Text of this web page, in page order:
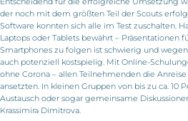
der noch mit dem größten Teil der Scouts
Software konnten sich alle im Test zuschalten.
Laptops oder Tablets bewährt – Präsentationen
Smartphones zu folgen ist schwierig und
auch potenziell kostspielig. Mit Online-
ohne Corona – allen Teilnehmenden die
ansetzten. In kleinen Gruppen von bis zu ca. 10
Austausch oder sogar gemeinsame
Krassimira Dimitrova.